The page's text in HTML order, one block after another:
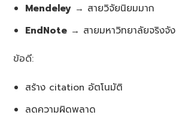
Mendeley → สายวิจัยนิยมมาก
EndNote → สายมหาวิทยาลัยจริงจัง
ข้อดี:
สร้าง citation อัตโนมัติ
ลดความผิดพลาด